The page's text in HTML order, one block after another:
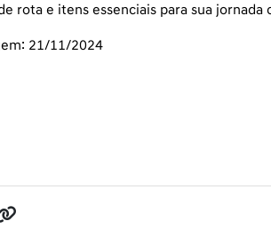
rota e itens essenciais para sua jornada
21/11/2024